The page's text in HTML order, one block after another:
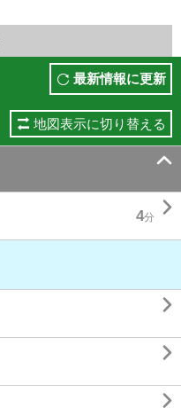
最新情報に更新
地図表示に切り替える

4分 


